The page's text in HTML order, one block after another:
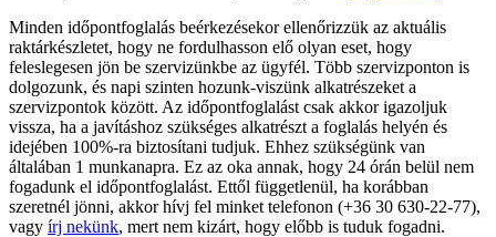
Minden időpontfoglalás beérkezésekor ellenőrizzük az aktuális
raktárkészletet, hogy ne fordulhasson elő olyan eset, hogy
feleslegesen jön be szervizünkbe az ügyfél. Több szervizponton is
dolgozunk, és napi szinten hozunk-viszünk alkatrészeket a
szervizpontok között. Az időpontfoglalást csak akkor igazoljuk
vissza, ha a javításhoz szükséges alkatrészt a foglalás helyén és
idejében 100%-ra biztosítani tudjuk. Ehhez szükségünk van
általában 1 munkanapra. Ez az oka annak, hogy 24 órán belül nem
fogadunk el időpontfoglalást. Ettől függetlenül, ha korábban
szeretnél jönni, akkor hívj fel minket telefonon (+36 30 630-22-77),
vagy írj nekünk, mert nem kizárt, hogy előbb is tuduk fogadni.